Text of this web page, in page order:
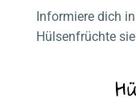
Informiere dich
Hülsenfrüchte